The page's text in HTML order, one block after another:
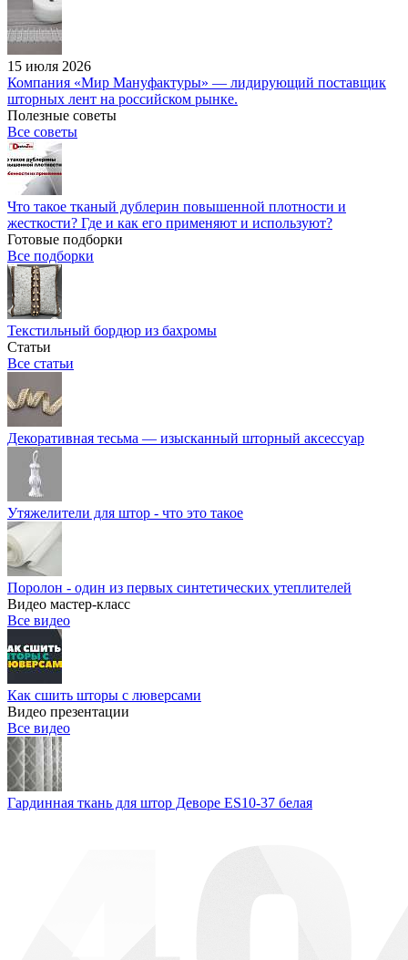
15 июля 2026
Компания «Мир Мануфактуры» — лидирующий поставщик
шторных лент на российском рынке.
Полезные советы
Все советы
Что такое тканый дублерин повышенной плотности и
жесткости? Где и как его применяют и используют?
Готовые подборки
Все подборки
Текстильный бордюр из бахромы
Статьи
Все статьи
Декоративная тесьма — изысканный шторный аксессуар
Утяжелители для штор - что это такое
Поролон - один из первых синтетических утеплителей
Видео мастер-класс
Все видео
Как сшить шторы с люверсами
Видео презентации
Все видео
Гардинная ткань для штор Деворе ES10-37 белая